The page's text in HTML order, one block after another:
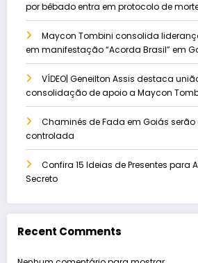
por bêbado entra em protocolo de
Maycon Tombini consolida
em manifestação “Acorda Brasil” em
VÍDEO| Geneilton Assis destaca
consolidação de apoio a Maycon
Chaminés de Fada em Goiás
controlada
Confira 15 Ideias de Presentes para
Secreto
Recent Comments